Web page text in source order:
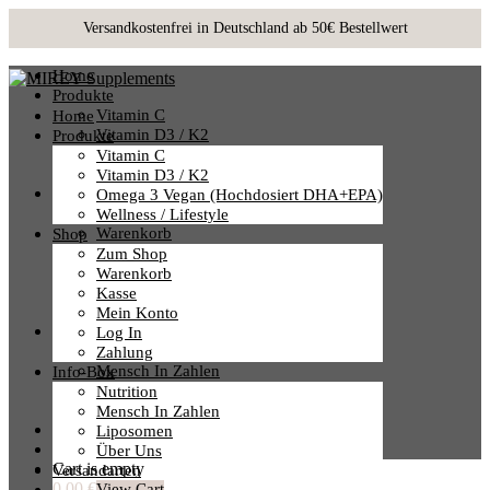
Home
Produkte
Vitamin C
Vitamin D3 / K2
Omega 3 Vegan (hochdosiert DHA+EPA)
Wellness / Lifestyle
Shop
Zum Shop
Warenkorb
Kasse
Mein Konto
Log In
Zahlung
Info-Box
Nutrition
Mensch In Zahlen
Liposomen
Über Uns
Versandarten
Home
Produkte
Vitamin C
Vitamin D3 / K2
Omega 3 Vegan (hochdosiert DHA+EPA)
Wellness / Lifestyle
Shop
Zum Shop
Warenkorb
Kasse
Mein Konto
Log In
Zahlung
Info-Box
Nutrition
Mensch In Zahlen
Liposomen
Über Uns
Versandarten
Cart is empty